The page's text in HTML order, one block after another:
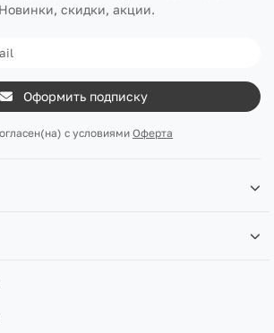
скидки, акции.
Оформить подписку
с условиями Оферта